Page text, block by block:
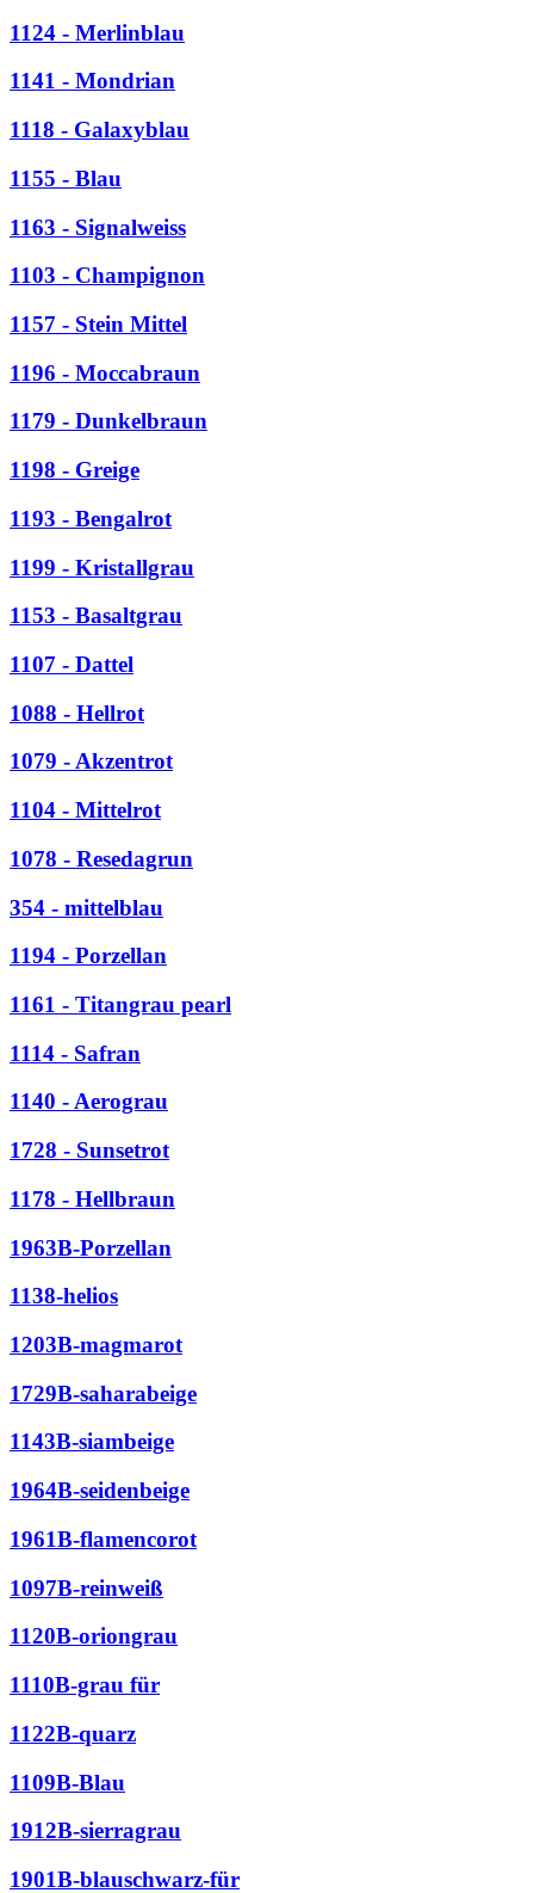
1124 - Merlinblau
1141 - Mondrian
1118 - Galaxyblau
1155 - Blau
1163 - Signalweiss
1103 - Champignon
1157 - Stein Mittel
1196 - Moccabraun
1179 - Dunkelbraun
1198 - Greige
1193 - Bengalrot
1199 - Kristallgrau
1153 - Basaltgrau
1107 - Dattel
1088 - Hellrot
1079 - Akzentrot
1104 - Mittelrot
1078 - Resedagrun
354 - mittelblau
1194 - Porzellan
1161 - Titangrau pearl
1114 - Safran
1140 - Aerograu
1728 - Sunsetrot
1178 - Hellbraun
1963B-Porzellan
1138-helios
1203B-magmarot
1729B-saharabeige
1143B-siambeige
1964B-seidenbeige
1961B-flamencorot
1097B-reinweiß
1120B-oriongrau
1110B-grau für
1122B-quarz
1109B-Blau
1912B-sierragrau
1901B-blauschwarz-für